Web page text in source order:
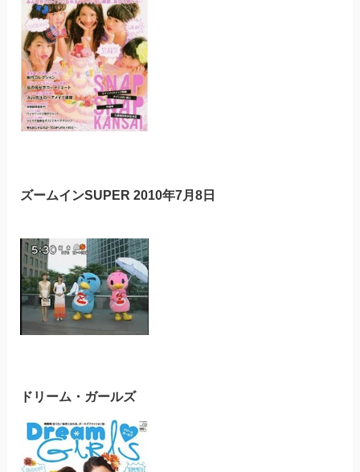
ズームインSUPER 2010年7月8日
ドリーム・ガールズ